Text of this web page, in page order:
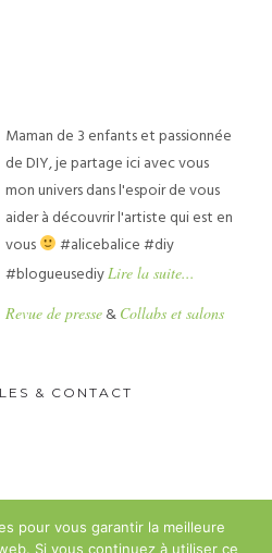
Maman de 3 enfants et passionnée
de DIY, je partage ici avec vous
mon univers dans l'espoir de vous
aider à découvrir l'artiste qui est en
vous
#alicebalice #diy
#blogueusediy Lire la suite...
Revue de presse & Collabs et salons
& CONTACT
pour vous garantir la meilleure
Si vous continuez à utiliser ce